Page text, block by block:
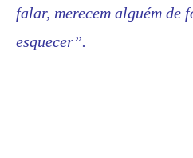
falar, merecem alguém de
esquecer”.